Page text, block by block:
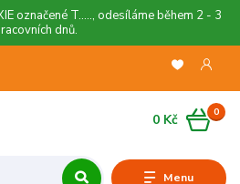
označené T....., odesíláme během 2 - 3
dnů.
Menu
0
0 Kč